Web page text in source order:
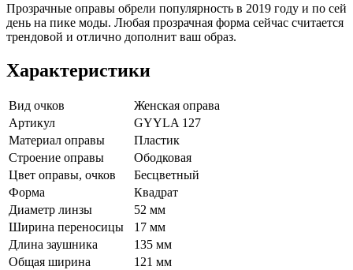
Прозрачные оправы обрели популярность в 2019 году и по сей
день на пике моды. Любая прозрачная форма сейчас считается
трендовой и отлично дополнит ваш образ.
Характеристики
Вид очков
Женская оправа
Артикул
GYYLA 127
Материал оправы
Пластик
Строение оправы
Ободковая
Цвет оправы, очков
Бесцветный
Форма
Квадрат
Диаметр линзы
52 мм
Ширина переносицы
17 мм
Длина заушника
135 мм
Общая ширина
121 мм